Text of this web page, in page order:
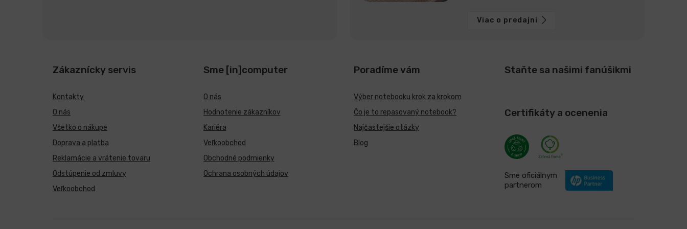
Viac o predajni
Zákaznícky servis
Kontakty
O nás
Všetko o nákupe
Doprava a platba
Reklamácie a vrátenie tovaru
Odstúpenie od zmluvy
Veľkoobchod
Sme [in]computer
O nás
Hodnotenie zákazníkov
Kariéra
Veľkoobchod
Obchodné podmienky
Ochrana osobných údajov
Poradíme vám
Výber notebooku krok za krokom
Čo je to repasovaný notebook?
Najčastejšie otázky
Blog
Staňte sa našimi fanúšikmi
Certifikáty a ocenenia
Sme oficiálnym
partnerom